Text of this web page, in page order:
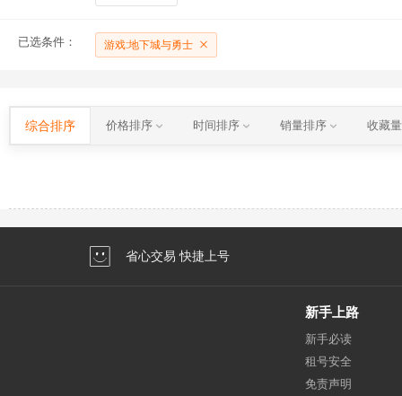
已选条件： 游戏:地下城与勇士
综合排序 价格排序 时间排序 销量排序 收藏
省心交易 快捷上号
新手上路
新手必读
租号安全
免责声明